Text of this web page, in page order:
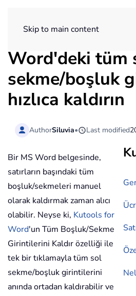
Skip to main content
Word'deki tüm
sekme/boşluk
hızlıca kaldırın
AuthorSiluvia• Last modified
Bir MS Word belgesinde,
satırların başındaki tüm
boşluk/sekmeleri manuel
olarak kaldırmak zaman alıcı
olabilir. Neyse ki, Kutools for
Word'un Tüm Boşluk/Sekme
Girintilerini Kaldır özelliği ile
tek bir tıklamayla tüm sol
sekme/boşluk girintilerini
anında ortadan kaldırabilir ve